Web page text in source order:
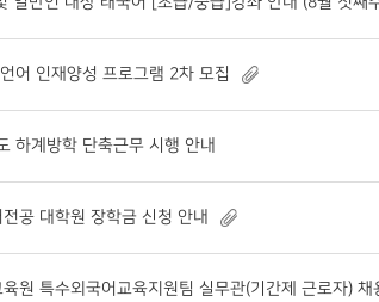
어 인재양성 프로그램 2차 모집
하계방학 단축근무 시행 안내
공 대학원 장학금 신청 안내
육원 특수외국어교육지원팀 실무관(기간제 근로자)